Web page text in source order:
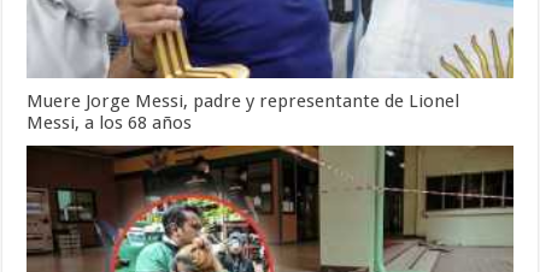
Muere Jorge Messi, padre y representante de Lionel
Messi, a los 68 años